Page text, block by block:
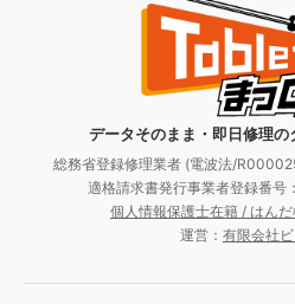
データそのまま・即日修理
総務省登録修理業者 (電波法/
適格請求書発行事業者登録番
個人情報保護士在籍 / はん
運営： 有限会社